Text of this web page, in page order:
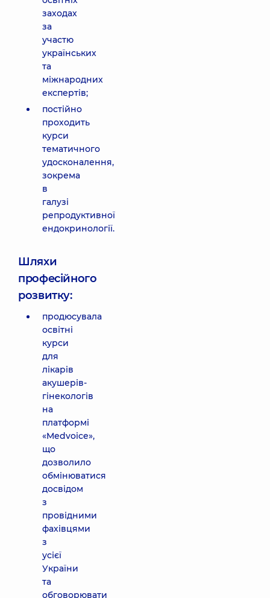
заходах
за
участю
українських
та
міжнародних
експертів;
постійно
проходить
курси
тематичного
удосконалення,
зокрема
в
галузі
репродуктивної
ендокринології.
Шляхи
професійного
розвитку:
продюсувала
освітні
курси
для
лікарів
акушерів-
гінекологів
на
платформі
«Medvoice»,
що
дозволило
обмінюватися
досвідом
з
провідними
фахівцями
з
усієї
України
та
обговорювати